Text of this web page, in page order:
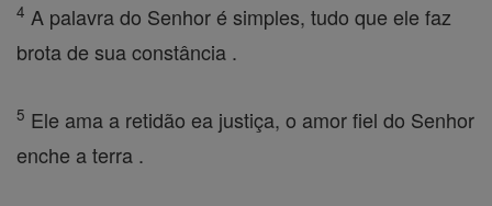
4 A palavra do Senhor é simples, tudo que ele faz
brota de sua constância .
5 Ele ama a retidão ea justiça, o amor fiel do Senhor
enche a terra .